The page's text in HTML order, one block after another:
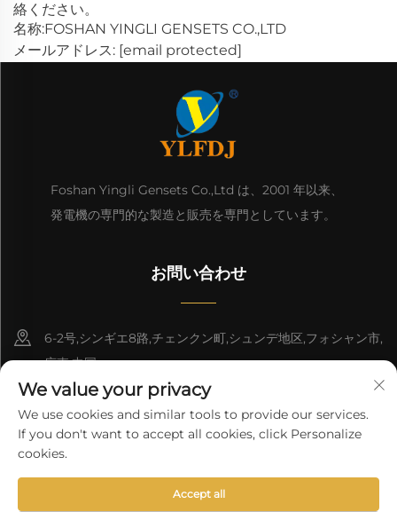
絡ください。
名称:FOSHAN YINGLI GENSETS CO.,LTD
メールアドレス: [email protected]
Foshan Yingli Gensets Co.,Ltd は、2001 年以来、
発電機の専門的な製造と販売を専門としています。
お問い合わせ
6-2号,シンギエ8路,チェンクン町,シュンデ地区,フォシャン市,
広東,中国
8618676517177
[email protected]
Copyright © 2026 中国仏山 Yingli Gensets 株式会社。全著作権所
We value your privacy
We use cookies and similar tools to provide our services.
If you don't want to accept all cookies, click Personalize
cookies.
Accept all